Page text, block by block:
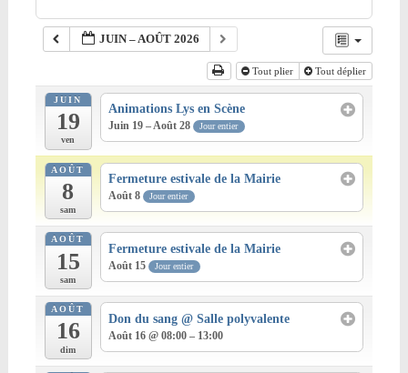
JUIN – AOÛT 2026
Tout plier Tout déplier
JUIN
19
ven
Animations Lys en Scène
Juin 19 – Août 28 Jour entier
AOÛT
8
sam
Fermeture estivale de la Mairie
Août 8 Jour entier
AOÛT
15
sam
Fermeture estivale de la Mairie
Août 15 Jour entier
AOÛT
16
dim
Don du sang@ Salle polyvalente
Août 16 @ 08:00 – 13:00